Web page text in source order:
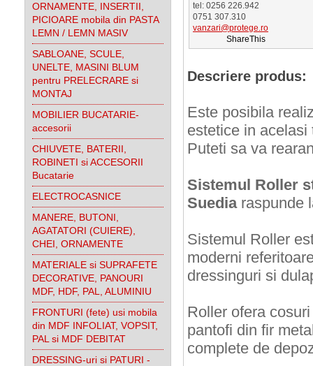
ORNAMENTE, INSERTII,
PICIOARE mobila din PASTA
LEMN / LEMN MASIV
SABLOANE, SCULE,
UNELTE, MASINI BLUM
pentru PRELECRARE si
MONTAJ
MOBILIER BUCATARIE-
accesorii
CHIUVETE, BATERII,
ROBINETI si ACCESORII
Bucatarie
ELECTROCASNICE
MANERE, BUTONI,
AGATATORI (CUIERE),
CHEI, ORNAMENTE
MATERIALE si SUPRAFETE
DECORATIVE, PANOURI
MDF, HDF, PAL, ALUMINIU
FRONTURI (fete) usi mobila
din MDF INFOLIAT, VOPSIT,
PAL si MDF DEBITAT
DRESSING-uri si PATURI -
tel: 0256 226.942
0751 307.310
vanzari@protege.ro
ShareThis
Descriere produs:
Este posibila
estetice in acelasi
Puteti sa va
Sistemul Roller
Suediaraspunde
Sistemul Roller
moderni
dressinguri si
Roller ofera
pantofi din fir
complete de